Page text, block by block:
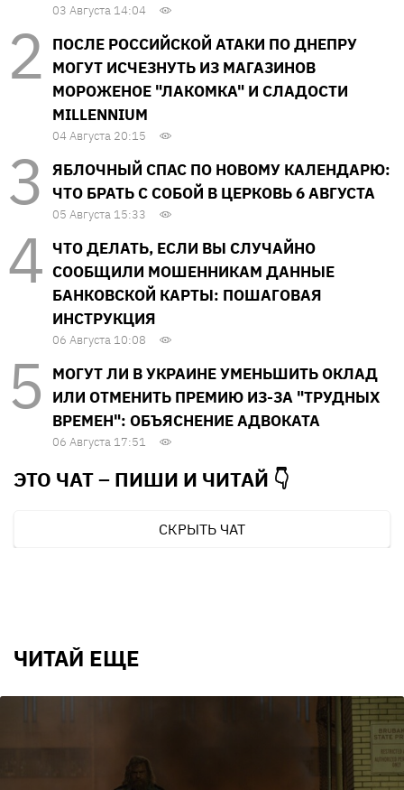
03 Августа 14:04
ПОСЛЕ РОССИЙСКОЙ АТАКИ ПО ДНЕПРУ
МОГУТ ИСЧЕЗНУТЬ ИЗ МАГАЗИНОВ
МОРОЖЕНОЕ "ЛАКОМКА" И СЛАДОСТИ
MILLENNIUM
04 Августа 20:15
ЯБЛОЧНЫЙ СПАС ПО НОВОМУ КАЛЕНДАРЮ:
ЧТО БРАТЬ С СОБОЙ В ЦЕРКОВЬ 6 АВГУСТА
05 Августа 15:33
ЧТО ДЕЛАТЬ, ЕСЛИ ВЫ СЛУЧАЙНО
СООБЩИЛИ МОШЕННИКАМ ДАННЫЕ
БАНКОВСКОЙ КАРТЫ: ПОШАГОВАЯ
ИНСТРУКЦИЯ
06 Августа 10:08
МОГУТ ЛИ В УКРАИНЕ УМЕНЬШИТЬ ОКЛАД
ИЛИ ОТМЕНИТЬ ПРЕМИЮ ИЗ-ЗА "ТРУДНЫХ
ВРЕМЕН": ОБЪЯСНЕНИЕ АДВОКАТА
06 Августа 17:51
ЭТО ЧАТ – ПИШИ И ЧИТАЙ 👇
СКРЫТЬ ЧАТ
ЧИТАЙ ЕЩЕ